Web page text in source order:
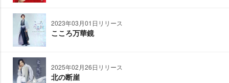
2023年03月01日リリース
こころ万華鏡
2025年02月26日リリース
北の断崖